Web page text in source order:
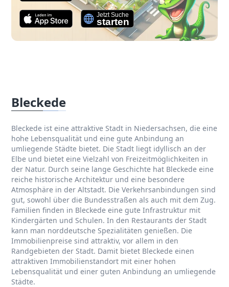
Bleckede
Bleckede ist eine attraktive Stadt in Niedersachsen, die eine
hohe Lebensqualität und eine gute Anbindung an
umliegende Städte bietet. Die Stadt liegt idyllisch an der
Elbe und bietet eine Vielzahl von Freizeitmöglichkeiten in
der Natur. Durch seine lange Geschichte hat Bleckede eine
reiche historische Architektur und eine besondere
Atmosphäre in der Altstadt. Die Verkehrsanbindungen sind
gut, sowohl über die Bundesstraßen als auch mit dem Zug.
Familien finden in Bleckede eine gute Infrastruktur mit
Kindergärten und Schulen. In den Restaurants der Stadt
kann man norddeutsche Spezialitäten genießen. Die
Immobilienpreise sind attraktiv, vor allem in den
Randgebieten der Stadt. Damit bietet Bleckede einen
attraktiven Immobilienstandort mit einer hohen
Lebensqualität und einer guten Anbindung an umliegende
Städte.